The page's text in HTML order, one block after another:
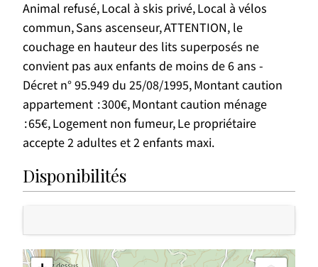
Animal refusé Local à skis privé Local à vélos
commun Sans ascenseur ATTENTION, le
couchage en hauteur des lits superposés ne
convient pas aux enfants de moins de 6 ans -
Décret n° 95.949 du 25/08/1995 Montant caution
appartement 300€ Montant caution ménage
65€ Logement non fumeur Le propriétaire
accepte 2 adultes et 2 enfants maxi
Disponibilités